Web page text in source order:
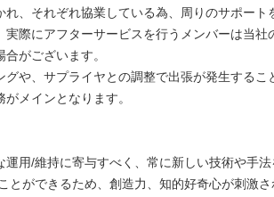
れ、それぞれ協業している為、周りのサポート
実際にアフターサービスを行うメンバーは当社
がございます。
グや、サプライヤとの調整で出張が発生するこ
メインとなります。
運用/維持に寄与すべく、常に新しい技術や手
とができるため、創造力、知的好奇心が刺激さ